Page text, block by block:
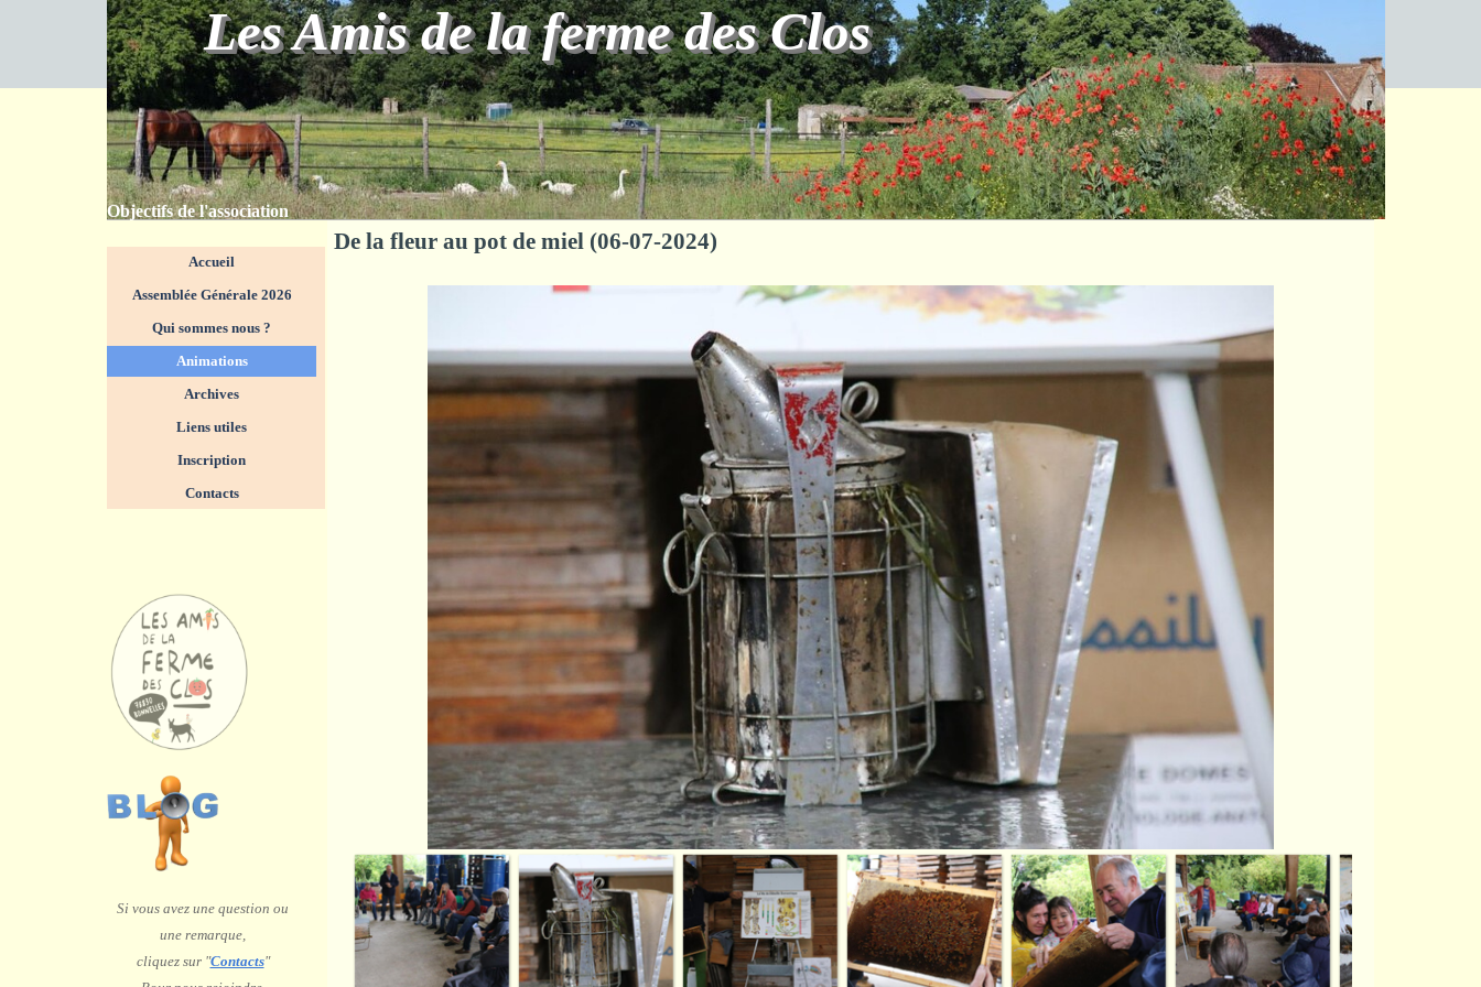
Aller au contenu Les Amis de la ferme des Clos
Objectifs de l'association
Si vous avez une question ou
une remarque,
cliquez sur "Contacts"
Sauter le menu
Accueil
Assemblée Générale 2026
Qui sommes nous ?
Animations
▼
Archives
Liens utiles
Inscription
Contacts
De la fleur au pot de miel (06-07-2024)
>